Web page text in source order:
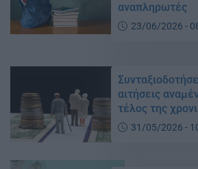
αναπληρωτές
23/06/2026 -
αιτήσεις
τέλος της
31/05/2026 -